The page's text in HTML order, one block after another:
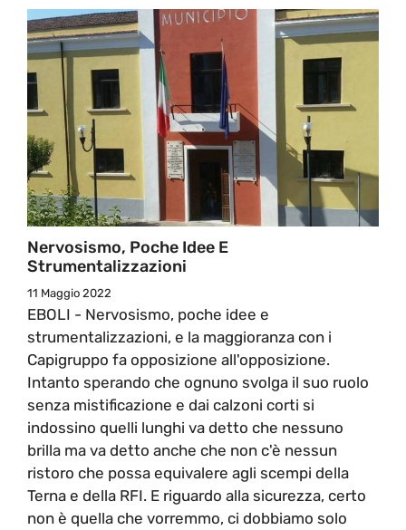
Nervosismo, Poche Idee E
Strumentalizzazioni
11 Maggio 2022
EBOLI - Nervosismo, poche idee e
strumentalizzazioni, e la maggioranza con i
Capigruppo fa opposizione all'opposizione.
Intanto sperando che ognuno svolga il suo ruolo
senza mistificazione e dai calzoni corti si
indossino quelli lunghi va detto che nessuno
brilla ma va detto anche che non c'è nessun
ristoro che possa equivalere agli scempi della
Terna e della RFI. E riguardo alla sicurezza, certo
non è quella che vorremmo, ci dobbiamo solo